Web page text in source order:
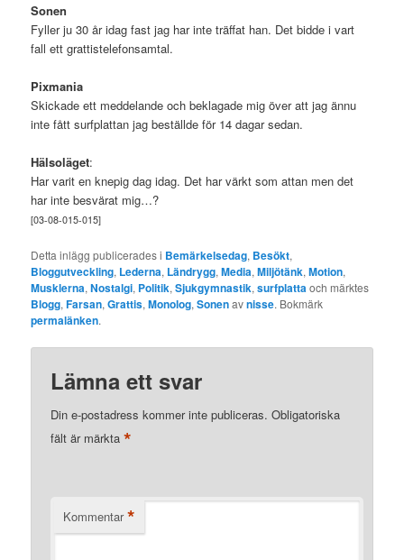
/* Respektive inlägg / post, huvud [the single
.theposthead {}
.theposttext {}
/* Respektive inlägg / post, s.k. metadata
.thepostmeta {}
/* Respektive inlägg / post, 'fot' [the single
.thepostfoot {}
/* Navigeringsdelen, om det finns flera poster
/* Sidfoten [foot] id */
#thefoot {}
/* SLUT: placering på sidan och färger [END:
Sonen
Fyller ju 30 år idag fast jag har inte träffat han. Det bidde i vart
fall ett grattistelefonsamtal.
Pixmania
Skickade ett meddelande och beklagade mig över att jag ännu
inte fått surfplattan jag beställde för 14 dagar sedan.
Hälsoläget:
Har varit en knepig dag idag. Det har värkt som attan men det
har inte besvärat mig…?
[03-08-015-015]
Detta inlägg publicerades i Bemärkelsedag, Besökt,
Bloggutveckling, Lederna, Ländrygg,Media,Miljötänk,Motion,
Musklerna,Nostalgi, Politik,Sjukgymnastik,surfplattaoch märktes
Blogg,Farsan,Grattis,Monolog,Sonenavnisse. Bokmärk
permalänken.
Lämna ett svar
Din e-postadress kommer inte publiceras. Obligatoriska
fält är märkta*
Kommentar *